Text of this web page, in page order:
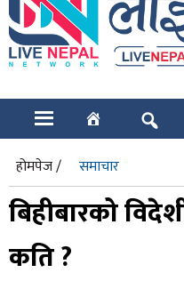
होमपेज / समाचार
बिहीबारको
कति ?